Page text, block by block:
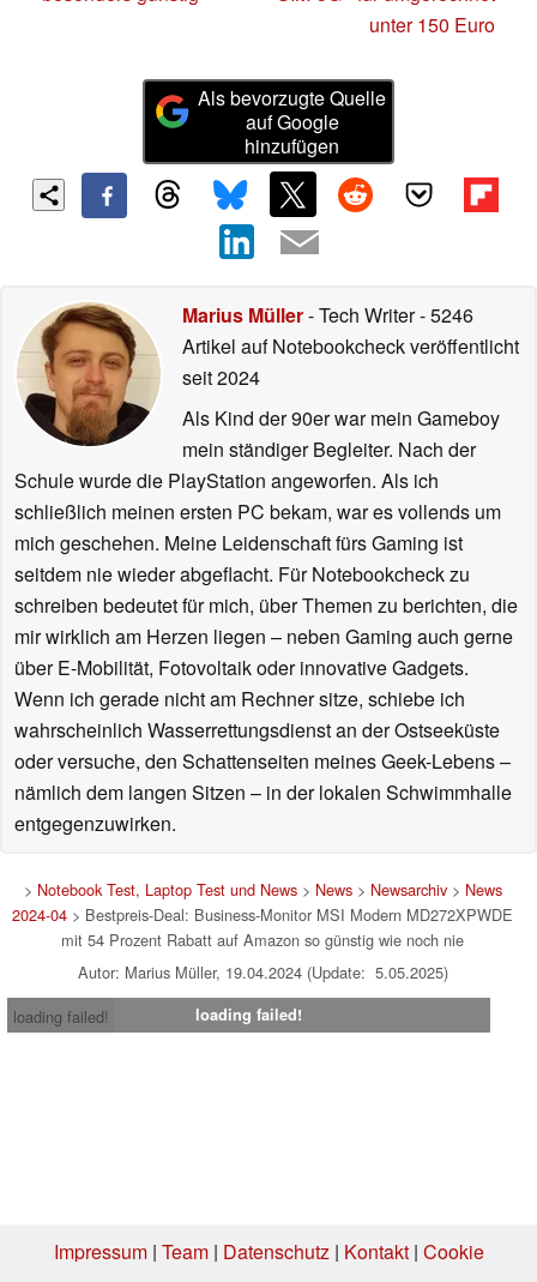
unter 150 Euro
Als bevorzugte Quelle
auf Google
hinzufügen
Marius Müller- Tech Writer- 5246
Artikel auf Notebookcheck veröffentlicht
seit 2024
Als Kind der 90er war mein Gameboy
mein ständiger Begleiter. Nach der
Schule wurde die PlayStation angeworfen. Als ich
schließlich meinen ersten PC bekam, war es vollends um
mich geschehen. Meine Leidenschaft fürs Gaming ist
seitdem nie wieder abgeflacht. Für Notebookcheck zu
schreiben bedeutet für mich, über Themen zu berichten, die
mir wirklich am Herzen liegen – neben Gaming auch gerne
über E-Mobilität, Fotovoltaik oder innovative Gadgets.
Wenn ich gerade nicht am Rechner sitze, schiebe ich
wahrscheinlich Wasserrettungsdienst an der Ostseeküste
oder versuche, den Schattenseiten meines Geek-Lebens –
nämlich dem langen Sitzen – in der lokalen Schwimmhalle
entgegenzuwirken.
> Notebook Test, Laptop Test und News> News> Newsarchiv> News
2024-04 > Bestpreis-Deal: Business-Monitor MSI Modern MD272XPWDE
mit 54 Prozent Rabatt auf Amazon so günstig wie noch nie
Autor: Marius Müller, 19.04.2024 (Update: 5.05.2025)
loading failed!
loading failed!
Impressum| Team| Datenschutz| Kontakt| Cookie